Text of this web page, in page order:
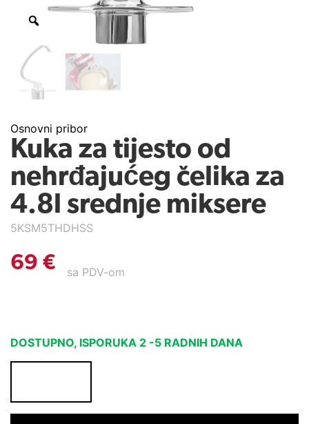
Osnovni pribor
Kuka za tijesto od
nehrđajućeg čelika za
4.8l srednje miksere
5KSM5THDHSS
69 € sa PDV-om
DOSTUPNO, ISPORUKA 2 -5 RADNIH DANA